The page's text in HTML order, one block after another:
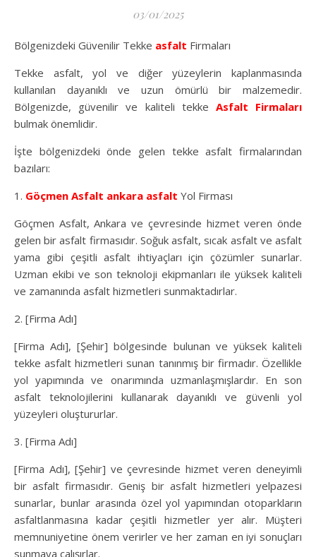
03/01/2025
Bölgenizdeki Güvenilir Tekke asfalt Firmaları
Tekke asfalt, yol ve diğer yüzeylerin kaplanmasında
kullanılan dayanıklı ve uzun ömürlü bir malzemedir.
Bölgenizde, güvenilir ve kaliteli tekke Asfalt Firmaları
bulmak önemlidir.
İşte bölgenizdeki önde gelen tekke asfalt firmalarından
bazıları:
1. Göçmen Asfalt ankara asfalt Yol Firması
Göçmen Asfalt, Ankara ve çevresinde hizmet veren önde
gelen bir asfalt firmasıdır. Soğuk asfalt, sıcak asfalt ve asfalt
yama gibi çeşitli asfalt ihtiyaçları için çözümler sunarlar.
Uzman ekibi ve son teknoloji ekipmanları ile yüksek kaliteli
ve zamanında asfalt hizmetleri sunmaktadırlar.
2. [Firma Adı]
[Firma Adı], [Şehir] bölgesinde bulunan ve yüksek kaliteli
tekke asfalt hizmetleri sunan tanınmış bir firmadır. Özellikle
yol yapımında ve onarımında uzmanlaşmışlardır. En son
asfalt teknolojilerini kullanarak dayanıklı ve güvenli yol
yüzeyleri oluştururlar.
3. [Firma Adı]
[Firma Adı], [Şehir] ve çevresinde hizmet veren deneyimli
bir asfalt firmasıdır. Geniş bir asfalt hizmetleri yelpazesi
sunarlar, bunlar arasında özel yol yapımından otoparkların
asfaltlanmasına kadar çeşitli hizmetler yer alır. Müşteri
memnuniyetine önem verirler ve her zaman en iyi sonuçları
sunmaya çalışırlar.